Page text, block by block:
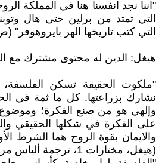
"اننا نجد انفسنا هنا في المملكة
التي تمتد من برلين حتى هال
التي كتب تاريخها الهر بايروهوفر" (ص
هيغل: الدين له محتوى مشترك مع
"ملكوت الحقيقة تسكن
نشارك بزراعتها. كل ما ثمة في
وإلهي هو من صنع الفكرة؛
على الفكرة في شكلها الحقيقي
والايمان بقوة الروح هما الشرط
(هيغل، مختارات 1، ترجمة ألياس مرقص، ص 8).